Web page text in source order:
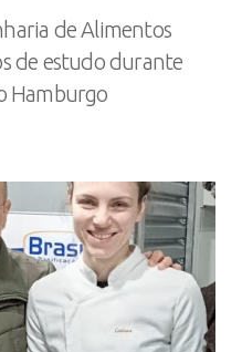
de Alimentos
de estudo durante
Hamburgo